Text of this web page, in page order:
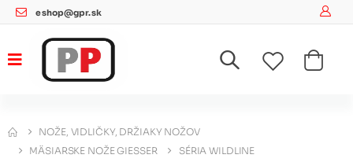
eshop@gpr.sk
NOŽE, VIDLIČKY, DRŽIAKY NOŽOV
MÄSIARSKE NOŽE GIESSER
SÉRIA WILDLINE